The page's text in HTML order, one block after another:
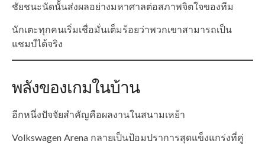
ชัยชนะนัดนั้นส่งผลอย่างมหาศาลต่อสภาพจิตใจของทีม
นักเตะทุกคนเริ่มเชื่อมั่นเต็มร้อยว่าพวกเขาสามารถเป็น
แชมป์ได้จริง
พลังของเกมในบ้าน
อีกหนึ่งปัจจัยสำคัญคือผลงานในสนามเหย้า
Volkswagen Arena กลายเป็นป้อมปราการสุดแข็งแกร่งที่คู่